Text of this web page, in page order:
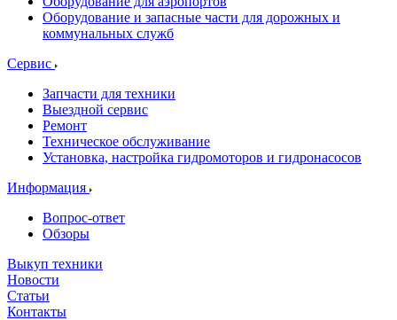
Оборудование и запасные части для дорожных и
коммунальных служб
Сервис
Запчасти для техники
Выездной сервис
Ремонт
Техническое обслуживание
Установка, настройка гидромоторов и гидронасосов
Информация
Вопрос-ответ
Обзоры
Выкуп техники
Новости
Статьи
Контакты